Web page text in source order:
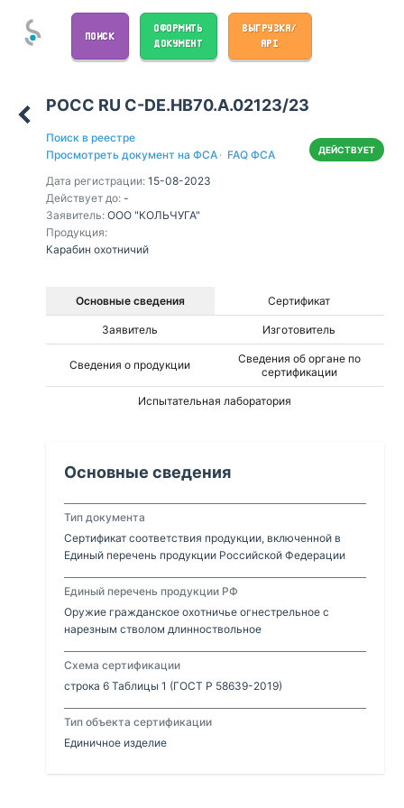
ПОИСК
ОФОРМИТЬ
ДОКУМЕНТ
ВЫГРУЗКА/
API
РОСС RU С-DE.НВ70.А.02123/23
Поиск в реестре
Просмотреть документ на ФСА · FAQ ФСА
Дата регистрации: 15-08-2023
Действует до: -
Заявитель: ООО "КОЛЬЧУГА"
Продукция:
Карабин охотничий
ДЕЙСТВУЕТ
Основные сведения Сертификат
Заявитель Изготовитель
Сведения о продукции
Сведения об органе по
сертификации
Испытательная лаборатория
Основные сведения
Тип документа
Сертификат соответствия продукции, включенной в
Единый перечень продукции Российской Федерации
Единый перечень продукции РФ
Оружие гражданское охотничье огнестрельное с
нарезным стволом длинноствольное
Схема сертификации
строка 6 Таблицы 1 (ГОСТ Р 58639-2019)
Тип объекта сертификации
Единичное изделие